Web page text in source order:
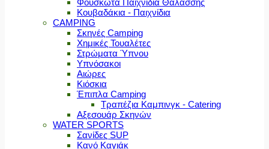
Φουσκωτά Παιχνίδια Θαλάσσης
Κουβαδάκια - Παιχνίδια
CAMPING
Σκηνές Camping
Χημικές Τουαλέτες
Στρώματα Ύπνου
Υπνόσακοι
Αιώρες
Κιόσκια
Έπιπλα Camping
Τραπέζια Καμπινγκ - Catering
Αξεσουάρ Σκηνών
WATER SPORTS
Σανίδες SUP
Κανό Καγιάκ